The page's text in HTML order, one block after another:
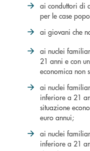
ai conduttori di
per le case
ai giovani che
ai nuclei
21 anni e con
economica non
ai nuclei
inferiore a 21
situazione
euro annui;
ai nuclei
inferiore a 21